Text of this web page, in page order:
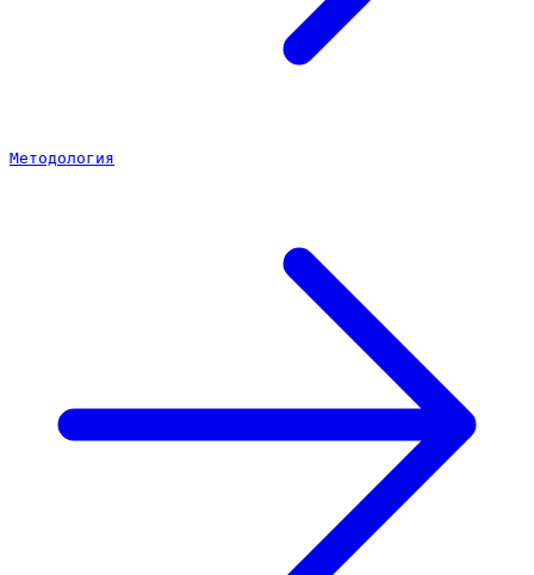
Методология